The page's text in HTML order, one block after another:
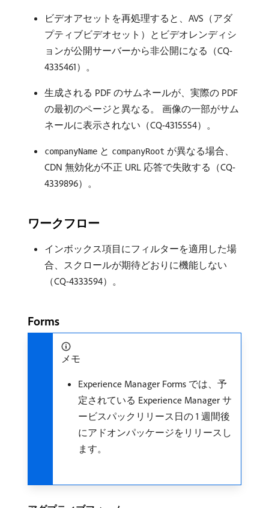
ビデオアセットを再処理すると、AVS（アダ
プティブビデオセット）とビデオレンディシ
ョンが公開サーバーから非公開になる（CQ-
4335461）。
生成される PDF のサムネールが、実際の PDF
の最初のページと異なる。 画像の一部がサム
ネールに表示されない（CQ-4315554）。
companyName と companyRoot が異なる場合、
CDN 無効化が不正 URL 応答で失敗する（CQ-
4339896）。
ワークフロー
インボックス項目にフィルターを適用した場
合、スクロールが期待どおりに機能しない
（CQ-4333594）。
Forms
メモ
Experience Manager Forms では、予
定されている Experience Manager サ
ービスパックリリース日の 1 週間後
にアドオンパッケージをリリースし
ます。